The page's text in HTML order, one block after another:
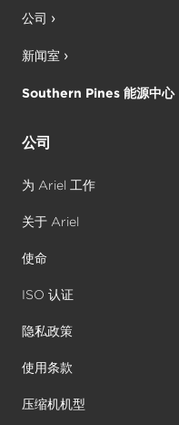
公司
新闻室
Southern Pines 能源中心
公司
为 Ariel 工作
关于 Ariel
使命
ISO 认证
隐私政策
使用条款
压缩机机型